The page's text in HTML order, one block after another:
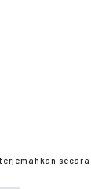
secara